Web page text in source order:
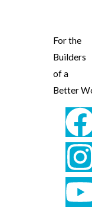
For the
Builders
of a
Better
I
i